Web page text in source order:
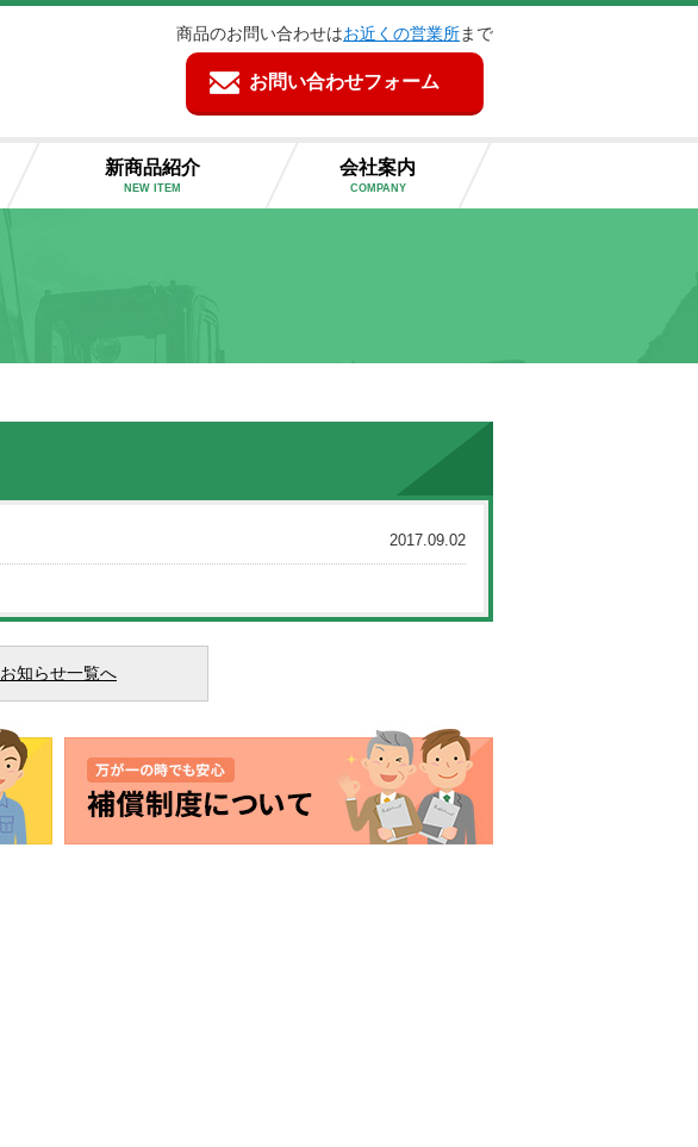
商品のお問い合わせはお近くの営業所まで
お問い合わせフォーム
新商品紹介
NEW ITEM
会社案内
COMPANY
2017.09.02
お知らせ一覧へ